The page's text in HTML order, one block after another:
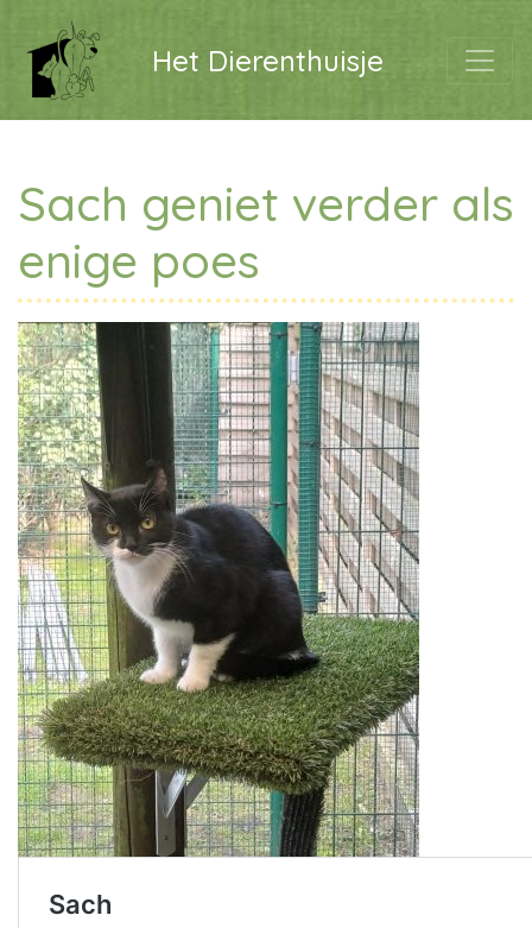
Het Dierenthuisje
Sach geniet verder als
enige poes